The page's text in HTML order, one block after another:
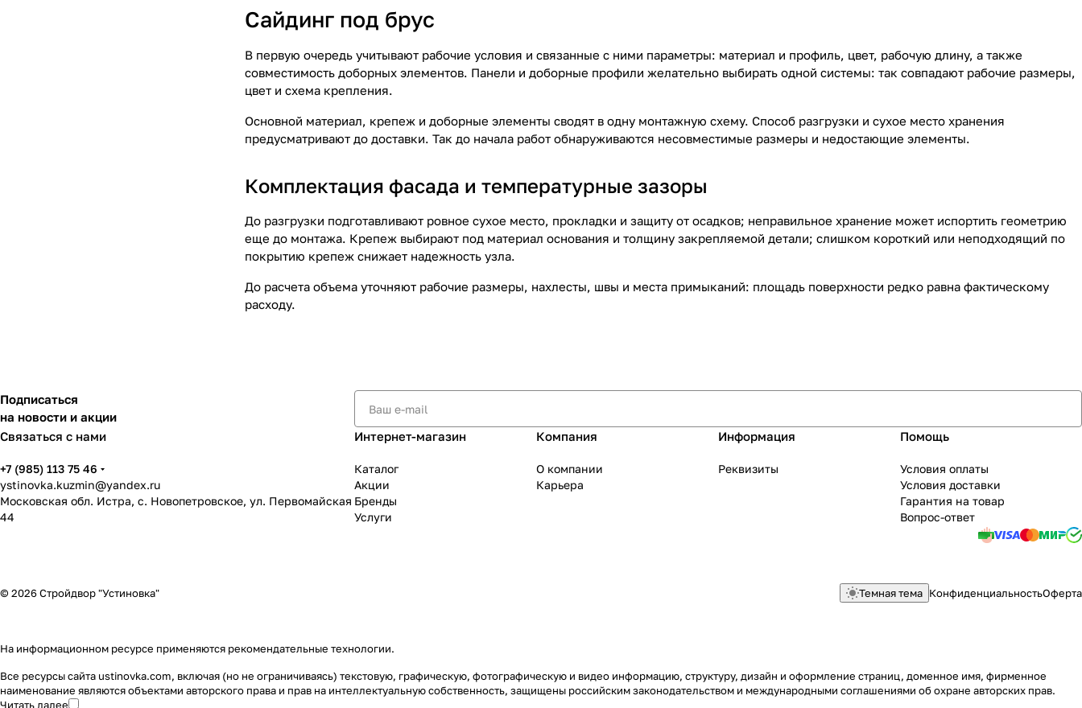
Сайдинг под брус
В первую очередь учитывают рабочие условия и связанные с ними параметры: материал и профиль, цвет, рабочую длину, а также
совместимость доборных элементов. Панели и доборные профили желательно выбирать одной системы: так совпадают рабочие размеры,
цвет и схема крепления.
Основной материал, крепеж и доборные элементы сводят в одну монтажную схему. Способ разгрузки и сухое место хранения
предусматривают до доставки. Так до начала работ обнаруживаются несовместимые размеры и недостающие элементы.
Комплектация фасада и температурные зазоры
До разгрузки подготавливают ровное сухое место, прокладки и защиту от осадков; неправильное хранение может испортить геометрию
еще до монтажа. Крепеж выбирают под материал основания и толщину закрепляемой детали; слишком короткий или неподходящий по
покрытию крепеж снижает надежность узла.
До расчета объема уточняют рабочие размеры, нахлесты, швы и места примыканий: площадь поверхности редко равна фактическому
расходу.
Подписаться
на новости и акции
Связаться с нами
+7 (985) 113 75 46
ystinovka.kuzmin@yandex.ru
Московская обл. Истра, с. Новопетровское, ул. Первомайская
44
Интернет-магазин
Каталог
Акции
Бренды
Услуги
Компания
О компании
Карьера
Информация
Реквизиты
Помощь
Условия оплаты
Условия доставки
Гарантия на товар
Вопрос-ответ
© 2026 Стройдвор "Устиновка" Темная тема КонфиденциальностьОферта
На информационном ресурсе применяются рекомендательные технологии.
Все ресурсы сайта ustinovka.com, включая (но не ограничиваясь) текстовую, графическую, фотографическую и видео информацию, структуру, дизайн и оформление страниц, доменное имя, фирменное
наименование являются объектами авторского права и прав на интеллектуальную собственность, защищены российским законодательством и международными соглашениями об охране авторских прав.
Читать далее